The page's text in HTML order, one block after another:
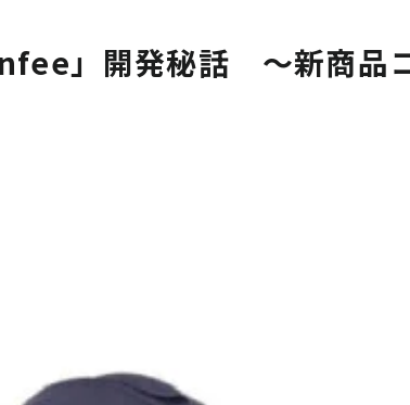
」開発秘話 ～新商品